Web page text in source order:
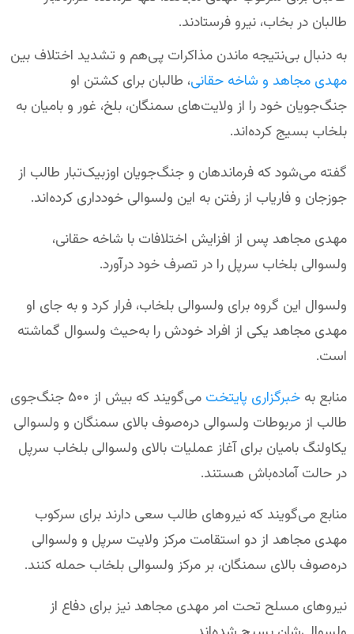
طالبان در بخاب، نیرو فرستادند.
به دنبال بی‌نتیجه ماندن مذاکرات پی‌هم و تشدید اختلاف بین
مهدی مجاهد و شاخه حقانی، طالبان برای کشتن او
جنگ‌جویان خود را از ولایت‌های سمنگان، بلخ، غور و بامیان به
بلخاب بسیج کرده‌اند.
گفته می‌شود که فرماندهان و جنگ‌جویان اوزبیک‌تبار طالب از
جوزجان و فاریاب از رفتن به این ولسوالی خودداری کرده‌اند.
مهدی مجاهد پس از افزایش اختلافات با شاخه حقانی،
ولسوالی بلخاب سرپل را در تصرف خود در‌آورد.
ولسوال این گروه برای ولسوالی بلخاب، فرار کرد و به ‌جای او
مهدی مجاهد یکی از افراد خودش را به‌حیث ولسوال گماشته
است.
منابع به خبرگزاری پایتخت
می‌گویند که بیش از ۵۰۰ جنگ‌جوی
طالب از مربوطات ولسوالی دره‌صوف بالای سمنگان و ولسوالی
یکاولنگ بامیان برای آغاز عملیات بالای ولسوالی بلخاب سرپل
در حالت آماده‌باش هستند.
منابع می‌گویند که نیروهای طالب سعی دارند برای سرکوب
مهدی مجاهد از دو استقامت مرکز ولایت سرپل و ولسوالی
دره‌صوف بالای سمنگان، بر مرکز ولسوالی بلخاب حمله کنند.
نیرو‌های مسلح تحت امر مهدی مجاهد نیز برای دفاع از